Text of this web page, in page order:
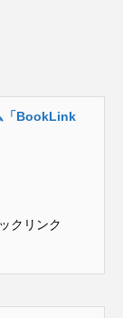
「BookLink
クリンク